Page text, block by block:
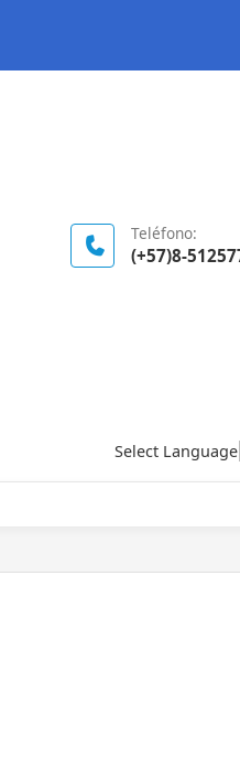
Teléfono:
(+57)8-
Select Language